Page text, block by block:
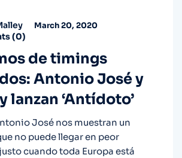
March 20, 2020
(0)
de timings
Antonio José y
lanzan ‘Antídoto’
José nos muestran un
no puede llegar en peor
cuando toda Europa está